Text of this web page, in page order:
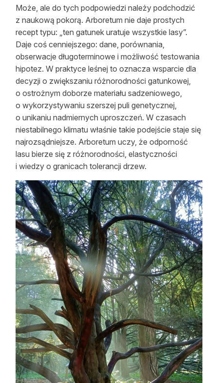
Może, ale do tych podpowiedzi należy podchodzić
z naukową pokorą. Arboretum nie daje prostych
recept typu: „ten gatunek uratuje wszystkie lasy”.
Daje coś cenniejszego: dane, porównania,
obserwacje długoterminowe i możliwość testowania
hipotez. W praktyce leśnej to oznacza wsparcie dla
decyzji o zwiększaniu różnorodności gatunkowej,
o ostrożnym doborze materiału sadzeniowego,
o wykorzystywaniu szerszej puli genetycznej,
o unikaniu nadmiernych uproszczeń. W czasach
niestabilnego klimatu właśnie takie podejście staje się
najrozsądniejsze. Arboretum uczy, że odporność
lasu bierze się z różnorodności, elastyczności
i wiedzy o granicach tolerancji drzew.